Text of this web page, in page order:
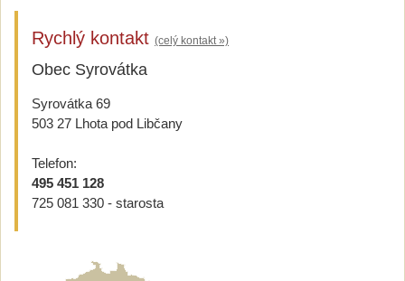
Rychlý kontakt (celý kontakt »)
Obec Syrovátka
Syrovátka 69
503 27 Lhota pod Libčany
Telefon:
495 451 128
725 081 330 - starosta